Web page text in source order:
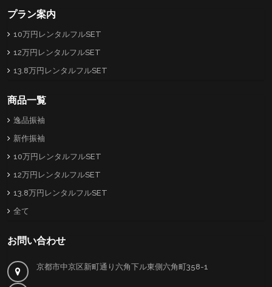
プラン案内
10万円レンタルフルSET
12万円レンタルフルSET
13.8万円レンタルフルSET
商品一覧
逸品振袖
新作振袖
10万円レンタルフルSET
12万円レンタルフルSET
13.8万円レンタルフルSET
全て
お問い合わせ
京都市中京区新町通り六角下ル東側六角町358-1